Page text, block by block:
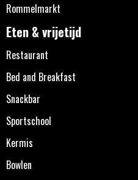
Rommelmarkt
Eten & vrijetijd
Restaurant
Bed and Breakfast
Snackbar
Sportschool
Kermis
Bowlen